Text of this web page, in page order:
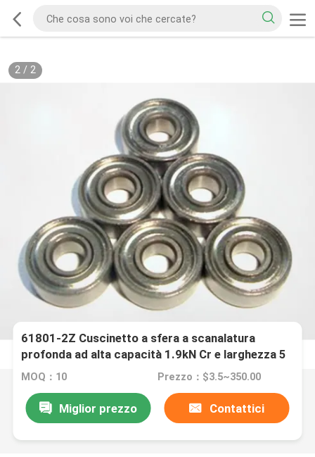
2/ 2
61801-2Z Cuscinetto a sfera a scanalatura
profonda ad alta capacità 1.9kN Cr e larghezza 5
mm per macchine
MOQ：10 Prezzo：$3.5~350.00
Miglior prezzo Contattici